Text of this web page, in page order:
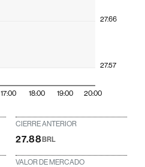
17:00 18:00 19:00 20:00
27.57
27.66
CIERRE ANTERIOR
27.88BRL
VALOR DE MERCADO